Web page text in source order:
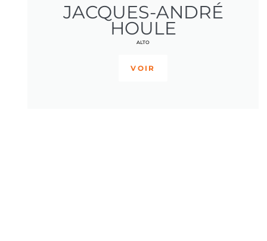
JACQUES-ANDRÉ
HOULE
ALTO
VOIR